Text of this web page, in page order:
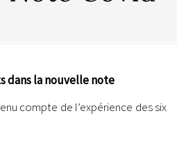
dans la nouvelle note
compte de l’expérience des six